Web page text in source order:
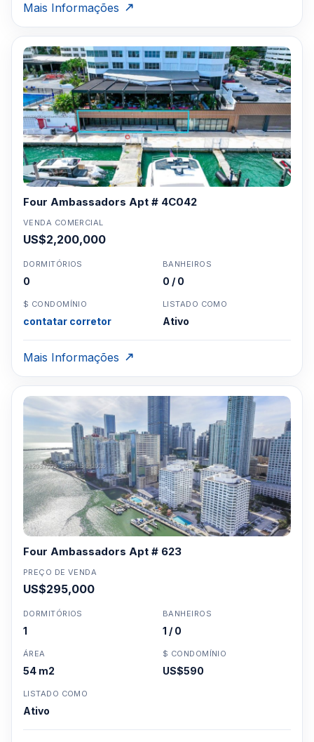
Mais Informações
Four Ambassadors Apt # 4C042
VENDA COMERCIAL
US$2,200,000
DORMITÓRIOS
0
BANHEIROS
0 / 0
$ CONDOMÍNIO
contatar corretor
LISTADO COMO
Ativo
Mais Informações
Four Ambassadors Apt # 623
PREÇO DE VENDA
US$295,000
DORMITÓRIOS
1
BANHEIROS
1 / 0
ÁREA
54 m2
$ CONDOMÍNIO
US$590
LISTADO COMO
Ativo